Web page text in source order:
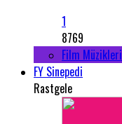
1
8769
Film Müzikleri
FY Sinepedi
Rastgele